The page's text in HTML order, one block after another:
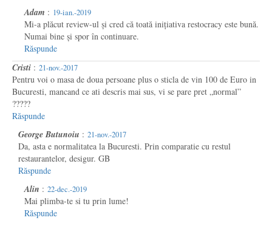
Adam : 19-ian.-2019
Mi-a plăcut review-ul și cred că toată inițiativa restocracy este bună.
Numai bine și spor în continuare.
Răspunde
Cristi : 21-nov.-2017
Pentru voi o masa de doua persoane plus o sticla de vin 100 de Euro in
Bucuresti, mancand ce ati descris mai sus, vi se pare pret „normal”
?????
Răspunde
George Butunoiu : 21-nov.-2017
Da, asta e normalitatea la Bucuresti. Prin comparatie cu restul
restaurantelor, desigur. GB
Răspunde
Alin : 22-dec.-2019
Mai plimba-te si tu prin lume!
Răspunde